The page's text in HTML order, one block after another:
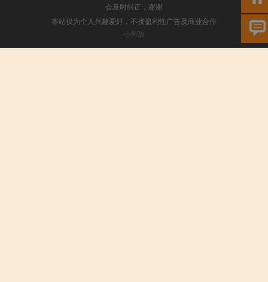
会及时纠正，谢谢
本站仅为个人兴趣爱好，不接盈利性广告及商业合作
小男孩